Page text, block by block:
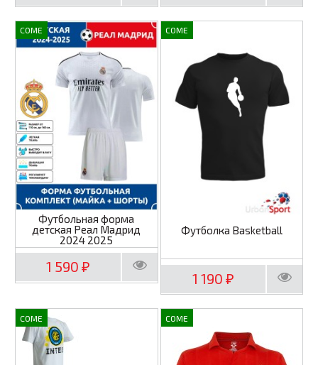
COME
Футбольная форма
детская Реал Мадрид
2024 2025
1 590 ₽
COME
Футболка Basketball
1 190 ₽
COME COME